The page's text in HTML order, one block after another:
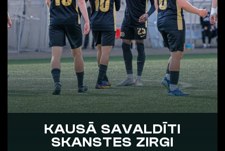
KAUSĀ SAVALDĪTI
SKANSTES ZIRGI